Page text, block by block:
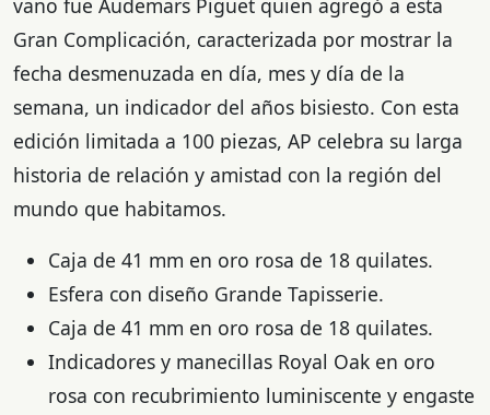
vano fue Audemars Piguet quien agregó a esta
Gran Complicación, caracterizada por mostrar la
fecha desmenuzada en día, mes y día de la
semana, un indicador del años bisiesto. Con esta
edición limitada a 100 piezas, AP celebra su larga
historia de relación y amistad con la región del
mundo que habitamos.
Caja de 41 mm en oro rosa de 18 quilates.
Esfera con diseño Grande Tapisserie.
Caja de 41 mm en oro rosa de 18 quilates.
Indicadores y manecillas Royal Oak en oro
rosa con recubrimiento luminiscente y engaste